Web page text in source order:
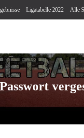
Ligatabelle 2022 Alle
Passwort